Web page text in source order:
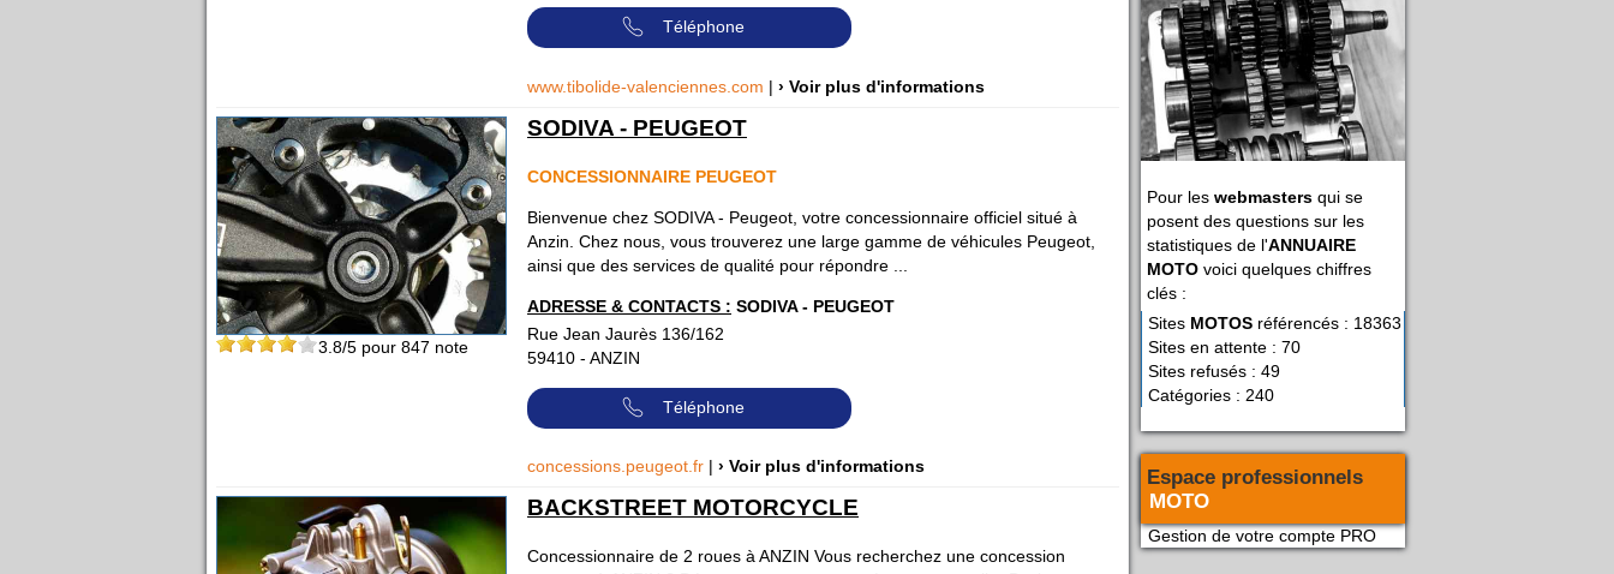
Pour les webmasters qui se
posent des questions sur les
statistiques de l'ANNUAIRE
MOTO voici quelques chiffres
clés :
Sites MOTOS référencés : 18363
Sites en attente : 70
Sites refusés : 49
Catégories : 240
Espace professionnels
MOTO
Gestion de votre compte PRO
Téléphone
www.tibolide-valenciennes.com | › Voir plus d'informations
3.8/5 pour 847 note
SODIVA - PEUGEOT
CONCESSIONNAIRE PEUGEOT
Bienvenue chez SODIVA - Peugeot, votre concessionnaire officiel situé à
Anzin. Chez nous, vous trouverez une large gamme de véhicules Peugeot,
ainsi que des services de qualité pour répondre ...
ADRESSE & CONTACTS : SODIVA - PEUGEOT
Rue Jean Jaurès 136/162
59410 - ANZIN
Téléphone
concessions.peugeot.fr | › Voir plus d'informations
BACKSTREET MOTORCYCLE
Concessionnaire de 2 roues à ANZIN Vous recherchez une concession